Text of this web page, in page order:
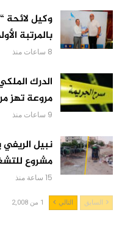
وكيل لائحة
بالمرتبة
8 ساعات منذ
الدرك
مروعة تهز
9 ساعات منذ
نبيل
مشروع
15 ساعة منذ
السابق التالي 1 من 2,008